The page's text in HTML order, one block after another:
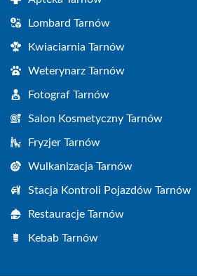
Lombard Tarnów
Kwiaciarnia Tarnów
Weterynarz Tarnów
Fotograf Tarnów
Salon Kosmetyczny Tarnów
Fryzjer Tarnów
Wulkanizacja Tarnów
Stacja Kontroli Pojazdów Tarnów
Restauracje Tarnów
Kebab Tarnów